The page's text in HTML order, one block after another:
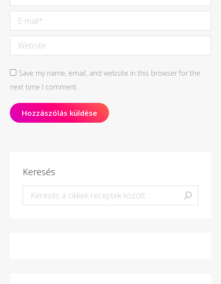
E-mail *
Website
Save my name, email, and website in this browser for the
next time I comment.
Hozzászólás küldése
Keresés
Keresés: